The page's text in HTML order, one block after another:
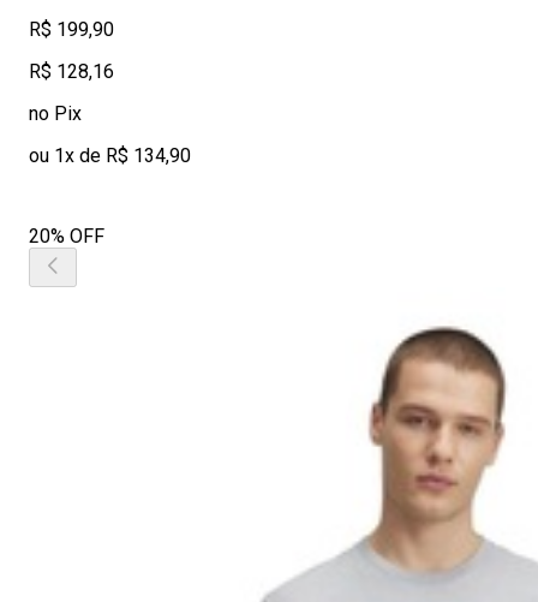
R$ 199,90
R$ 128,16
no Pix
ou 1x de R$ 134,90
20% OFF